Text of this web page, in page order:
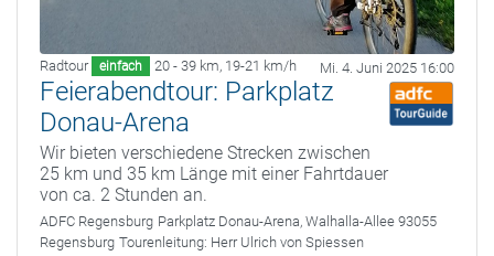
Radtour einfach 20 - 39 km, 19-21 km/h Mi. 4. Juni 2025 16:00
Feierabendtour: Parkplatz
Donau-Arena
Wir bieten verschiedene Strecken zwischen
25 km und 35 km Länge mit einer Fahrtdauer
von ca. 2 Stunden an.
ADFC Regensburg Parkplatz Donau-Arena, Walhalla-Allee 93055
Regensburg Tourenleitung: Herr Ulrich von Spiessen